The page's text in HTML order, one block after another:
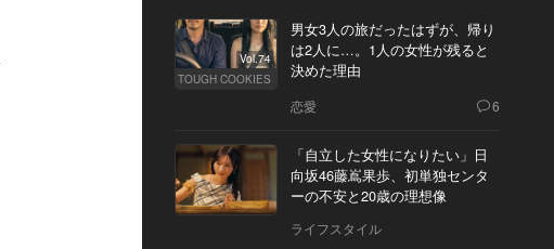
Vol.74
TOUGH COOKIES
男女3人の旅だったはずが、帰り
は2人に…。1人の女性が残ると
決めた理由
恋愛 6
「自立した女性になりたい」日
向坂46藤嶌果歩、初単独センタ
ーの不安と20歳の理想像
ライフスタイル